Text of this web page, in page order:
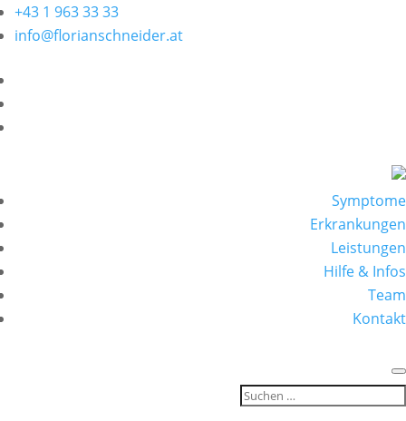
+43 1 963 33 33
info@florianschneider.at
Symptome
Erkrankungen
Leistungen
Hilfe & Infos
Team
Kontakt